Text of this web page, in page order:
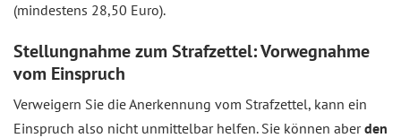
(mindestens 28,50 Euro).
Stellungnahme zum Strafzettel: Vorwegnahme
vom Einspruch
Verweigern Sie die Anerkennung vom Strafzettel, kann ein
Einspruch also nicht unmittelbar helfen. Sie können aberden